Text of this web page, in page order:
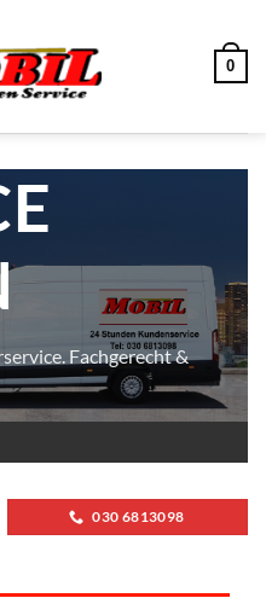
0
Fachgerecht &
030 6813098